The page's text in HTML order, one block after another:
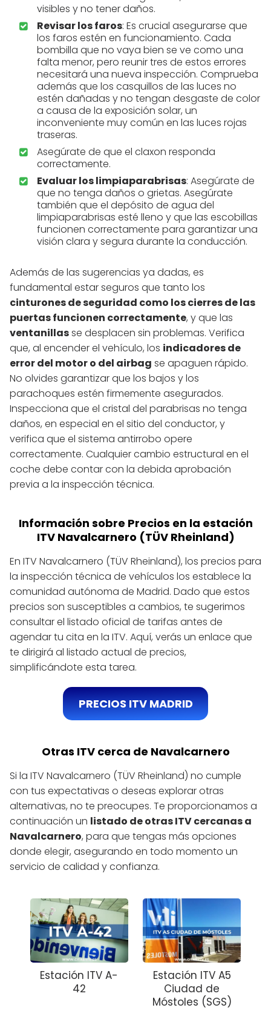
visibles y no tener daños.
Revisar los faros: Es crucial asegurarse que
los faros estén en funcionamiento. Cada
bombilla que no vaya bien se ve como una
falta menor, pero reunir tres de estos errores
necesitará una nueva inspección. Comprueba
además que los casquillos de las luces no
estén dañadas y no tengan desgaste de color
a causa de la exposición solar, un
inconveniente muy común en las luces rojas
traseras.
Asegúrate de que el claxon responda
correctamente.
Evaluar los limpiaparabrisas: Asegúrate de
que no tenga daños o grietas. Asegúrate
también que el depósito de agua del
limpiaparabrisas esté lleno y que las escobillas
funcionen correctamente para garantizar una
visión clara y segura durante la conducción.
Además de las sugerencias ya dadas, es
fundamental estar seguros que tanto los
cinturones de seguridad como los cierres de las
puertas funcionen correctamente, y que las
ventanillasse desplacen sin problemas. Verifica
que, al encender el vehículo, los indicadores de
error del motor o del airbag se apaguen rápido.
No olvides garantizar que los bajos y los
parachoques estén firmemente asegurados.
Inspecciona que el cristal del parabrisas no tenga
daños, en especial en el sitio del conductor, y
verifica que el sistema antirrobo opere
correctamente. Cualquier cambio estructural en el
coche debe contar con la debida aprobación
previa a la inspección técnica.
Información sobre Precios en la estación
ITV Navalcarnero (TÜV Rheinland)
En ITV Navalcarnero (TÜV Rheinland), los precios para
la inspección técnica de vehículos los establece la
comunidad autónoma de Madrid. Dado que estos
precios son susceptibles a cambios, te sugerimos
consultar el listado oficial de tarifas antes de
agendar tu cita en la ITV. Aquí, verás un enlace que
te dirigirá al listado actual de precios,
simplificándote esta tarea.
PRECIOS ITV MADRID
Otras ITV cerca de Navalcarnero
Si la ITV Navalcarnero (TÜV Rheinland) no cumple
con tus expectativas o deseas explorar otras
alternativas, no te preocupes. Te proporcionamos a
continuación un listado de otras ITV cercanas a
Navalcarnero, para que tengas más opciones
donde elegir, asegurando en todo momento un
servicio de calidad y confianza.
Estación ITV A-
42
Estación ITV A5
Ciudad de
Móstoles (SGS)